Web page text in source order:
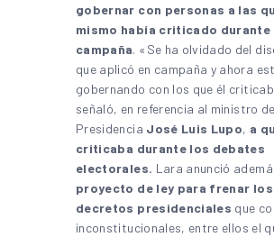
gobernar con personas a las
mismo había criticado durante
campaña. «Se ha olvidado del
que aplicó en campaña y ahora
gobernando con los que él
señaló, en referencia al ministro
Presidencia José Luis Lupo, a
criticaba durante los debates
electorales. Lara anunció
proyecto de ley para frenar los
decretos presidenciales que
inconstitucionales, entre ellos el